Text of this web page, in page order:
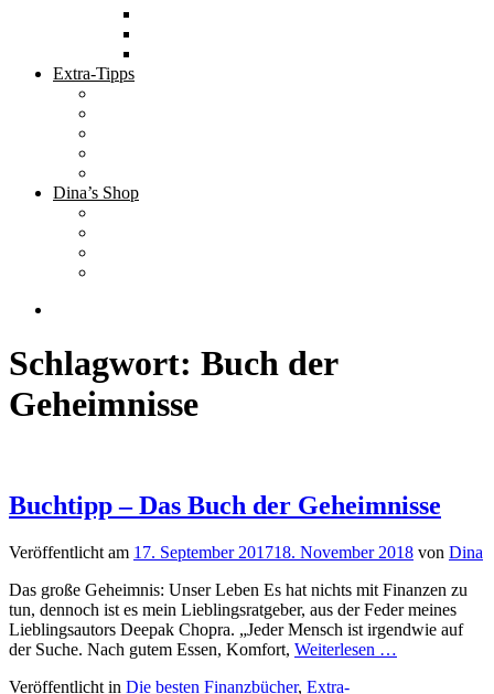
Extra-Tipps
Dina’s Shop
Schlagwort: Buch der
Geheimnisse
Buchtipp – Das Buch der Geheimnisse
Veröffentlicht am 17. September 201718. November 2018 von Dina
Das große Geheimnis: Unser Leben Es hat nichts mit Finanzen zu
tun, dennoch ist es mein Lieblingsratgeber, aus der Feder meines
Lieblingsautors Deepak Chopra. „Jeder Mensch ist irgendwie auf
der Suche. Nach gutem Essen, Komfort, Weiterlesen …
Veröffentlicht in Die besten Finanzbücher, Extra-